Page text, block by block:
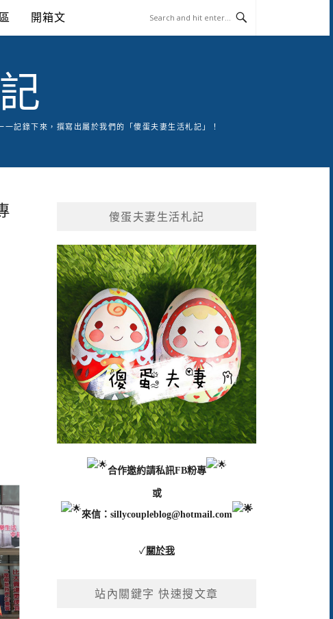
開箱文
記錄下來，撰寫出屬於我們的「傻蛋夫妻生活札記」！
傻蛋夫妻生活札記
合作邀約請私訊FB粉專
或
來信： sillycoupleblog@hotmail.com
✓關於我
站內關鍵字 快速搜文章